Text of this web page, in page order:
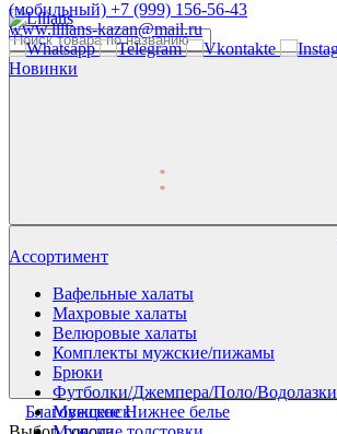
Благовещенск
(мобильный) +7 (999) 156-56-43
www.lilians-kazan@mail.ru
Новинки
Ассортимент
Вафельные халаты
Махровые халаты
Велюровые халаты
Комплекты мужские/пижамы
Брюки
Футболки/Джемпера/Поло/Водолазки
Мужское Нижнее белье